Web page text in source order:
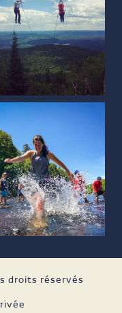
droits réservés